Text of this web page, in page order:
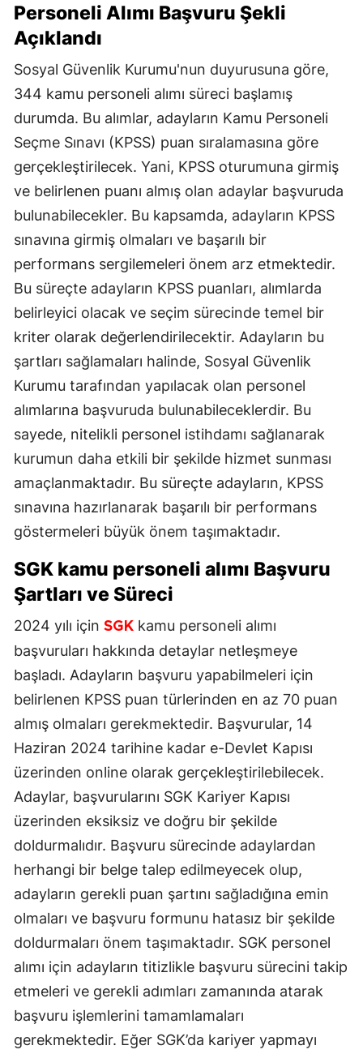
Personeli Alımı Başvuru Şekli
Açıklandı
Sosyal Güvenlik Kurumu'nun duyurusuna göre,
344 kamu personeli alımı süreci başlamış
durumda. Bu alımlar, adayların Kamu Personeli
Seçme Sınavı (KPSS) puan sıralamasına göre
gerçekleştirilecek. Yani, KPSS oturumuna girmiş
ve belirlenen puanı almış olan adaylar başvuruda
bulunabilecekler. Bu kapsamda, adayların KPSS
sınavına girmiş olmaları ve başarılı bir
performans sergilemeleri önem arz etmektedir.
Bu süreçte adayların KPSS puanları, alımlarda
belirleyici olacak ve seçim sürecinde temel bir
kriter olarak değerlendirilecektir. Adayların bu
şartları sağlamaları halinde, Sosyal Güvenlik
Kurumu tarafından yapılacak olan personel
alımlarına başvuruda bulunabileceklerdir. Bu
sayede, nitelikli personel istihdamı sağlanarak
kurumun daha etkili bir şekilde hizmet sunması
amaçlanmaktadır. Bu süreçte adayların, KPSS
sınavına hazırlanarak başarılı bir performans
göstermeleri büyük önem taşımaktadır.
SGK kamu personeli alımı Başvuru
Şartları ve Süreci
2024 yılı için SGK kamu personeli alımı
başvuruları hakkında detaylar netleşmeye
başladı. Adayların başvuru yapabilmeleri için
belirlenen KPSS puan türlerinden en az 70 puan
almış olmaları gerekmektedir. Başvurular, 14
Haziran 2024 tarihine kadar e-Devlet Kapısı
üzerinden online olarak gerçekleştirilebilecek.
Adaylar, başvurularını SGK Kariyer Kapısı
üzerinden eksiksiz ve doğru bir şekilde
doldurmalıdır. Başvuru sürecinde adaylardan
herhangi bir belge talep edilmeyecek olup,
adayların gerekli puan şartını sağladığına emin
olmaları ve başvuru formunu hatasız bir şekilde
doldurmaları önem taşımaktadır. SGK personel
alımı için adayların titizlikle başvuru sürecini takip
etmeleri ve gerekli adımları zamanında atarak
başvuru işlemlerini tamamlamaları
gerekmektedir. Eğer SGK’da kariyer yapmayı